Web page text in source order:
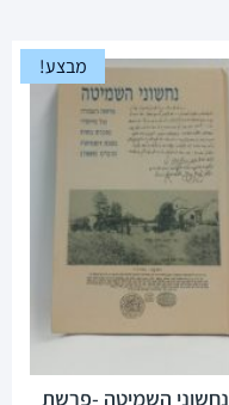
מבצע!
נחשוני השמיטה -פרשת